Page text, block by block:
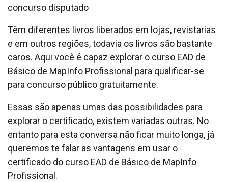
concurso disputado
Têm diferentes livros liberados em lojas, revistarias
e em outros regiões, todavia os livros são bastante
caros. Aqui você é capaz explorar o curso EAD de
Básico de MapInfo Profissional para qualificar-se
para concurso público gratuitamente.
Essas são apenas umas das possibilidades para
explorar o certificado, existem variadas outras. No
entanto para esta conversa não ficar muito longa, já
queremos te falar as vantagens em usar o
certificado do curso EAD de Básico de MapInfo
Profissional.